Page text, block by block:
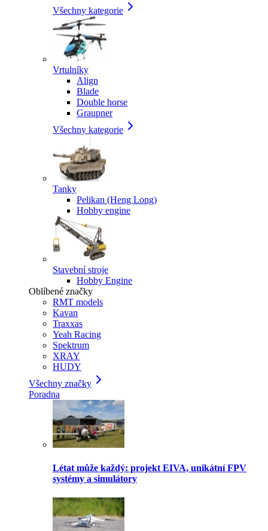
Všechny kategorie
Vrtulníky
Align
Blade
Double horse
Graupner
Všechny kategorie
Tanky
Pelikan (Heng Long)
Hobby engine
Stavební stroje
Hobby Engine
Oblíbené značky
RMT models
Kavan
Traxxas
Yeah Racing
Spektrum
XRAY
HUDY
Všechny značky
Poradna
Létat může každý: projekt EIVA, unikátní FPV
systémy a simulátory